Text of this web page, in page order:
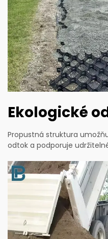
Ekologické
Propustná struktura
odtok a podporuje